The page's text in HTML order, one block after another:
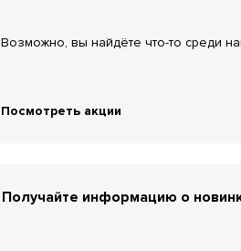
Возможно, вы найдёте что-то среди
Посмотреть акции
Получайте информацию о